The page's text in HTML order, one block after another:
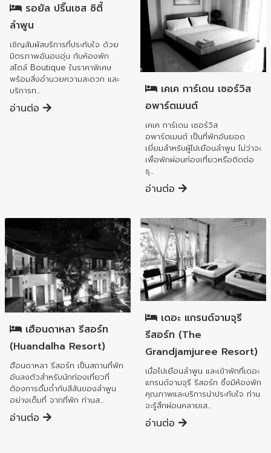
รอยัล ปริ๊นเซส ซิตี้
ลำพูน
เชิญสัมผัสบริการที่ประทับใจ ด้วย
มิตรภาพอันอบอุ่น กับห้องพัก
สไตล์ Boutique ในราคาพิเศษ
พร้อมสิ่งอำนวยความสะดวก และ
บริการท...
อ่านต่อ
อำเภอเมืองลำพูน
เคเค การ์เดน เซอร์วิส
อพาร์ตเมนต์
เคเค การ์เดน เซอร์วิส
อพาร์ตเมนต์ เป็นที่พักอันยอด
เยี่ยมสำหรับผู้ไปเยือนลำพูน ไม่ว่าจะ
เพื่อพักผ่อนท่องเที่ยวหรือติดต่อ
ธุ...
อ่านต่อ
อำเภอเมืองลำพูน
เฮือนดาหลา รีสอร์ท
(Huandalha Resort)
ฮือนดาหลา รีสอร์ท เป็นสถานที่พัก
อันลงตัวสำหรับนักท่องเที่ยวที่
ต้องการดื่มด่ำกับสีสันของลำพูน
อย่างเต็มที่ จากที่พัก ท่านส...
อ่านต่อ
อำเภอเมืองลำพูน
เดอะ แกรนด์จามจุรี
รีสอร์ท (The
Grandjamjuree Resort)
เมื่อไปเยือนลำพูน และเข้าพักที่เดอะ
แกรนด์จามจุรี รีสอร์ท ซึ่งมีห้องพัก
คุณภาพและบริการน่าประทับใจ ท่าน
จะรู้สึกผ่อนคลายเส...
อ่านต่อ